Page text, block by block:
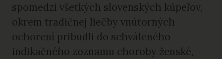
spomedzi všetkých slovenských kúpeľov,
okrem tradičnej liečby vnútorných
ochorení pribudli do schváleného
indikačného zoznamu choroby ženské,